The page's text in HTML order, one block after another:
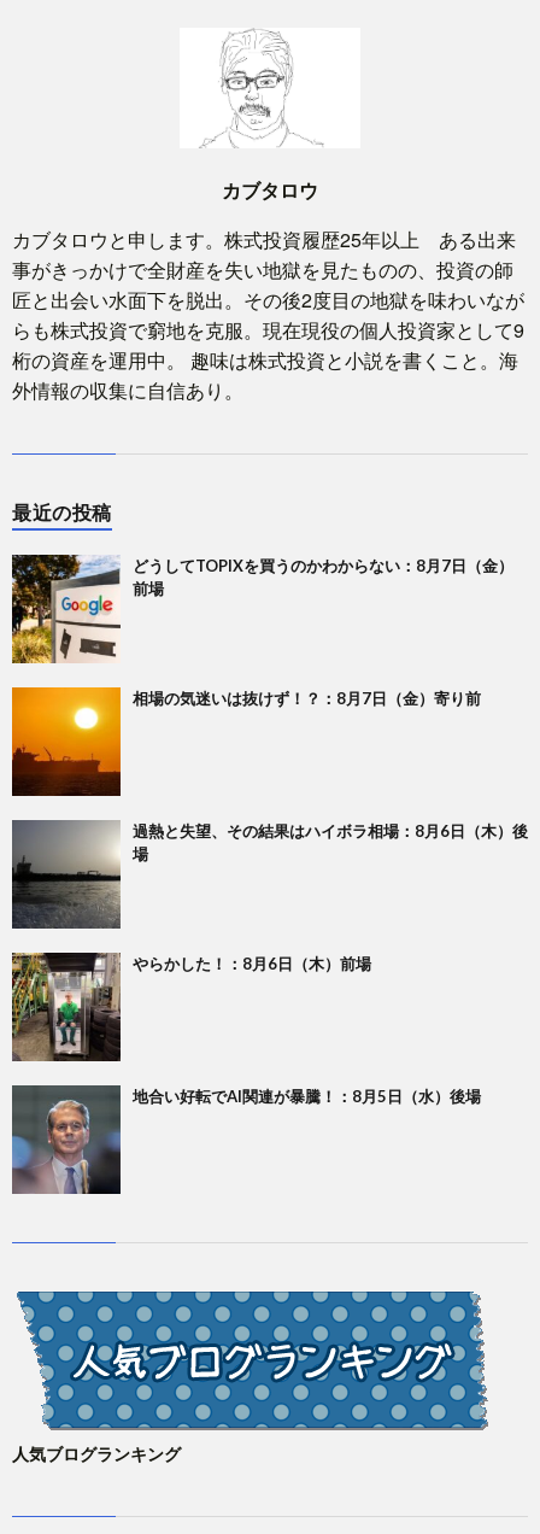
カブタロウ
カブタロウと申します。株式投資履歴25年以上 ある出来
事がきっかけで全財産を失い地獄を見たものの、投資の師
匠と出会い水面下を脱出。その後2度目の地獄を味わいなが
らも株式投資で窮地を克服。現在現役の個人投資家として9
桁の資産を運用中。 趣味は株式投資と小説を書くこと。海
外情報の収集に自信あり。
最近の投稿
どうしてTOPIXを買うのかわからない：8月7日（金）
前場
相場の気迷いは抜けず！？：8月7日（金）寄り前
過熱と失望、その結果はハイボラ相場：8月6日（木）後
場
やらかした！：8月6日（木）前場
地合い好転でAI関連が暴騰！：8月5日（水）後場
人気ブログランキング